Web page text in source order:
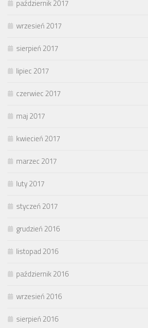
październik 2017
wrzesień 2017
sierpień 2017
lipiec 2017
czerwiec 2017
maj 2017
kwiecień 2017
marzec 2017
luty 2017
styczeń 2017
grudzień 2016
listopad 2016
październik 2016
wrzesień 2016
sierpień 2016